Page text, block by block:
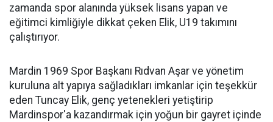
zamanda spor alanında yüksek lisans yapan ve
eğitimci kimliğiyle dikkat çeken Elik, U19 takımını
çalıştırıyor.
Mardin 1969 Spor Başkanı Rıdvan Aşar ve yönetim
kuruluna alt yapıya sağladıkları imkanlar için teşekkür
eden Tuncay Elik, genç yetenekleri yetiştirip
Mardinspor'a kazandırmak için yoğun bir gayret içinde